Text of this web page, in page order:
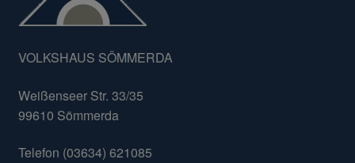
VOLKSHAUS SÖMMERDA
Weißenseer Str. 33/35
99610 Sömmerda
Telefon (03634) 621085